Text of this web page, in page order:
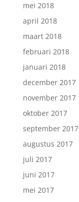
mei 2018
april 2018
maart 2018
februari 2018
januari 2018
december 2017
november 2017
oktober 2017
september 2017
augustus 2017
juli 2017
juni 2017
mei 2017